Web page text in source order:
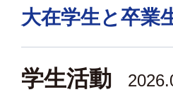
大在学生と卒業
学生活動